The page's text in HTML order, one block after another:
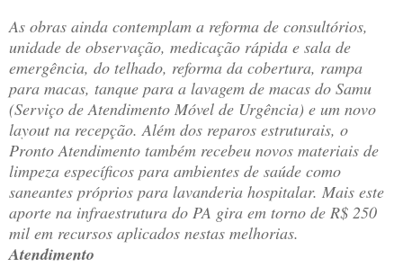
As obras ainda contemplam a reforma de consultórios,
unidade de observação, medicação rápida e sala de
emergência, do telhado, reforma da cobertura, rampa
para macas, tanque para a lavagem de macas do Samu
(Serviço de Atendimento Móvel de Urgência) e um novo
layout na recepção. Além dos reparos estruturais, o
Pronto Atendimento também recebeu novos materiais de
limpeza específicos para ambientes de saúde como
saneantes próprios para lavanderia hospitalar. Mais este
aporte na infraestrutura do PA gira em torno de R$ 250
mil em recursos aplicados nestas melhorias.
Atendimento